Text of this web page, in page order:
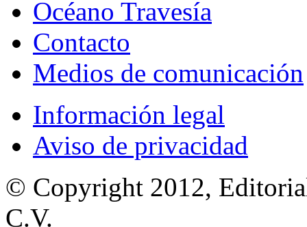
Océano Travesía
Contacto
Medios de comunicación
Información legal
Aviso de privacidad
© Copyright 2012,
C.V.